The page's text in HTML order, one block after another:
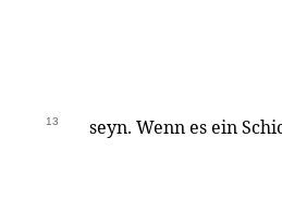
13 seyn. Wenn es ein